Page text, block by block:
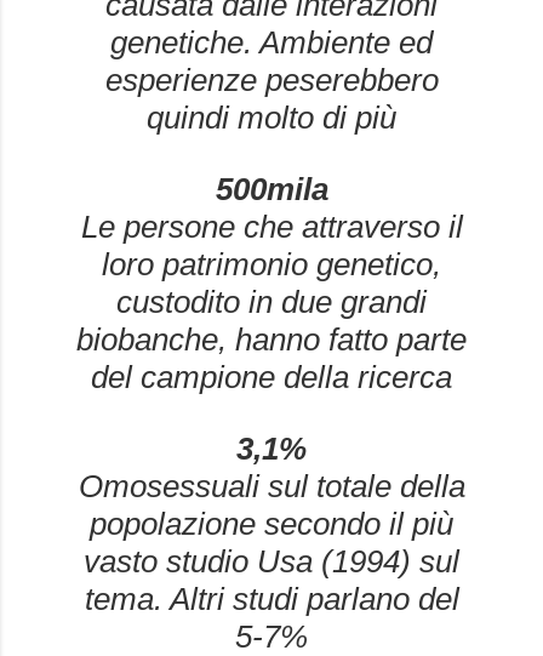
genetiche. Ambiente ed
esperienze peserebbero
quindi molto di più
500mila
Le persone che attraverso il
loro patrimonio genetico,
custodito in due grandi
biobanche, hanno fatto parte
del campione della ricerca
3,1%
Omosessuali sul totale della
popolazione secondo il più
vasto studio Usa (1994) sul
tema. Altri studi parlano del
5-7%